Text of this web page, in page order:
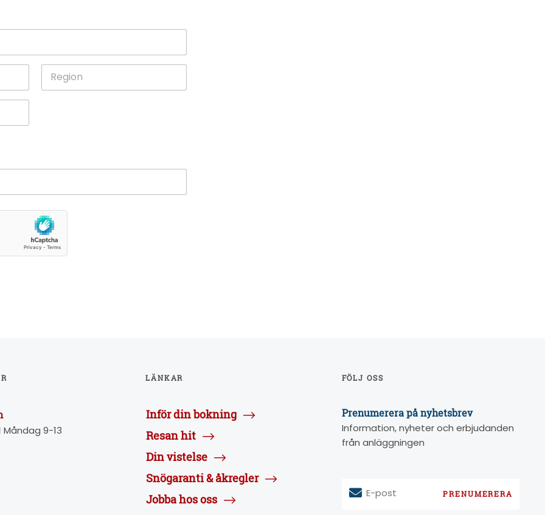
State /
Måndag 9-13
LÄNKAR
Inför din bokning
Resan hit
Din vistelse
Snögaranti & åkregler
Jobba hos oss
FÖLJ OSS
Prenumerera på nyhetsbrev
Information, nyheter och erbjudanden
från anläggningen